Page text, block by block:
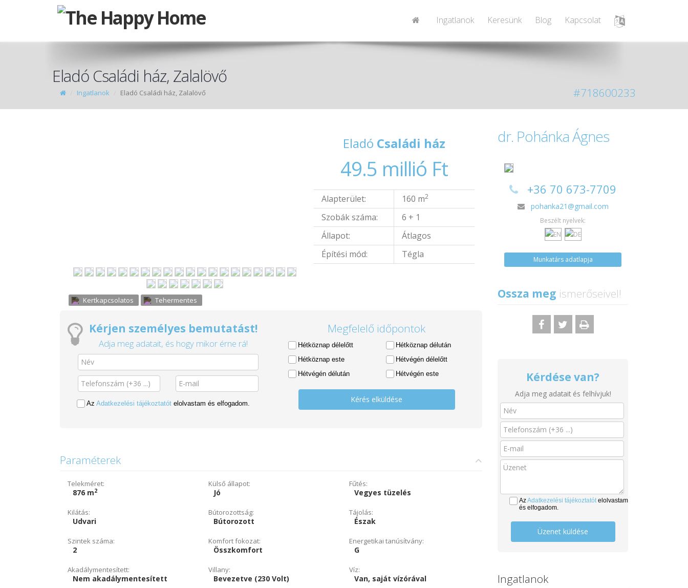
Ingatlanok Keresünk Blog Kapcsolat
Eladó Családi ház, Zalalövő
Ingatlanok Eladó Családi ház, Zalalövő #718600233
Eladó Családi ház
49.5 millió Ft
Alapterület: 160 m2
Szobák száma:
6 + 1
Állapot:
Átlagos
Építési mód:
Tégla
Kertkapcsolatos Tehermentes
Kérjen személyes bemutatást!
Adja meg adatait, és hogy mikor érne rá!
Az Adatkezelési tájékoztatót elolvastam és elfogadom.
Megfelelő időpontok
Hétköznap délelőtt
Hétköznap délután
Hétköznap este
Hétvégén délelőtt
Hétvégén délután
Hétvégén este
Kérés elküldése
Paraméterek
Telekméret:
876 m2
Külső állapot:
Jó
Fűtés:
Vegyes tüzelés
Kilátás:
Udvari
Bútorozottság:
Bútorozott
Tájolás:
Észak
Szintek száma:
2
Komfort fokozat:
Összkomfort
Energetikai tanúsítvány:
G
Akadálymentesített:
Nem akadálymentesített
Villany:
Bevezetve (230 Volt)
Víz:
Van, saját vízórával
dr. Pohánka Ágnes
+36 70 673-7709
pohanka21@gmail.com
Beszélt nyelvek:
Munkatárs adatlapja
Ossza meg ismerőseivel!
Kérdése van?
Adja meg adatait és felhívjuk!
AzAdatkezelési tájékoztatótelolvastam
és elfogadom.
Üzenet küldése
Ingatlanok